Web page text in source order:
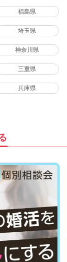
福島県
埼玉県
神奈川県
三重県
兵庫県